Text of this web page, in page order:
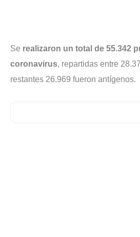
Se realizaron un total de 55.342
coronavirus, repartidas entre
restantes 26.969 fueron antígenos.